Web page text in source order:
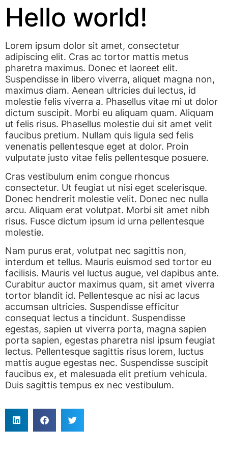
Hello world!
Lorem ipsum dolor sit amet, consectetur
adipiscing elit. Cras ac tortor mattis metus
pharetra maximus. Donec et laoreet elit.
Suspendisse in libero viverra, aliquet magna non,
maximus diam. Aenean ultricies dui lectus, id
molestie felis viverra a. Phasellus vitae mi ut dolor
dictum suscipit. Morbi eu aliquam quam. Aliquam
ut felis risus. Phasellus molestie dui sit amet velit
faucibus pretium. Nullam quis ligula sed felis
venenatis pellentesque eget at dolor. Proin
vulputate justo vitae felis pellentesque posuere.
Cras vestibulum enim congue rhoncus
consectetur. Ut feugiat ut nisi eget scelerisque.
Donec hendrerit molestie velit. Donec nec nulla
arcu. Aliquam erat volutpat. Morbi sit amet nibh
risus. Fusce dictum ipsum id urna pellentesque
molestie.
Nam purus erat, volutpat nec sagittis non,
interdum et tellus. Mauris euismod sed tortor eu
facilisis. Mauris vel luctus augue, vel dapibus ante.
Curabitur auctor maximus quam, sit amet viverra
tortor blandit id. Pellentesque ac nisi ac lacus
accumsan ultricies. Suspendisse efficitur
consequat lectus a tincidunt. Suspendisse
egestas, sapien ut viverra porta, magna sapien
porta sapien, egestas pharetra nisl ipsum feugiat
lectus. Pellentesque sagittis risus lorem, luctus
mattis augue egestas nec. Suspendisse suscipit
faucibus ex, et malesuada elit pretium vehicula.
Duis sagittis tempus ex nec vestibulum.